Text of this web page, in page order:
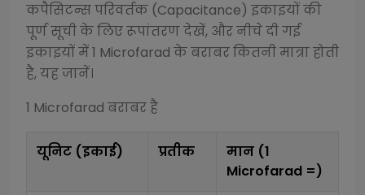
कपैसिटन्स परिवर्तक (Capacitance) इकाइयों की
पूर्ण सूची के लिए रूपांतरण देखें, और नीचे दी गई
इकाइयों में 1 Microfarad के बराबर कितनी मात्रा होती
है, यह जानें।
1 Microfarad बराबर है
यूनिट (इकाई) प्रतीक
मान (1
Microfarad =)